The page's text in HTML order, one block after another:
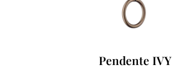
Pendente IVY